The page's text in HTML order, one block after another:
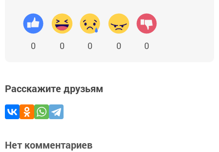
0 0 0 0 0
Расскажите друзьям
Нет комментариев